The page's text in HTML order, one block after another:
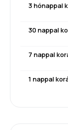
3 hónappal
30 nappal
7 nappal
1 nappal